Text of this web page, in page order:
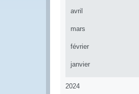
avril
mars
février
janvier
2024